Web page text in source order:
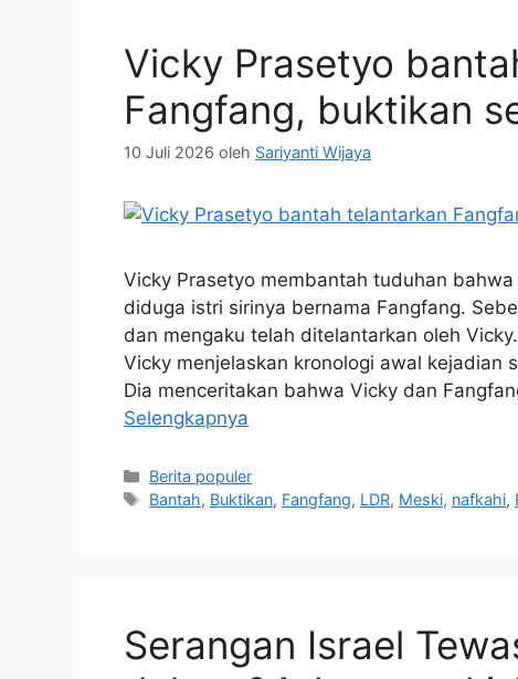
Vicky Prasetyo
Fangfang, buktikan
10 Juli 2026 oleh Sariyanti Wijaya
Vicky Prasetyo membantah tuduhan
diduga istri sirinya bernama Fangfang.
dan mengaku telah ditelantarkan oleh
Vicky menjelaskan kronologi awal kejadian
Dia menceritakan bahwa Vicky dan
Selengkapnya
Kategori
Berita populer
Tag
Bantah, Buktikan, Fangfang, LDR, Meski, nafkahi,
Serangan Israel